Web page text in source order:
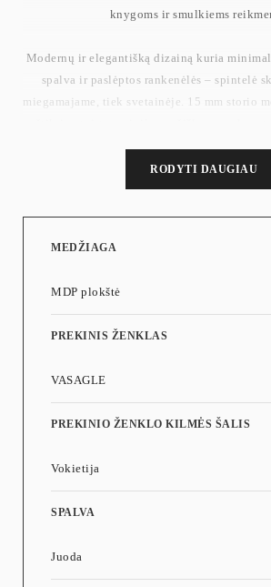
knygoms ir smulkiems
Modernų ir elegantišką dizainą kuria
spalva ir paslėptos rankenėlės – spintelė
miegamajame, tiek svetainėje. 15 mm storio
instrukcijų.
RODYTI DAUGIAU
MEDŽIAGA
MDP plokštė
PREKINIS ŽENKLAS
VASAGLE
PREKINIO ŽENKLO KILMĖS ŠALIS
Vokietija
SPALVA
Juoda